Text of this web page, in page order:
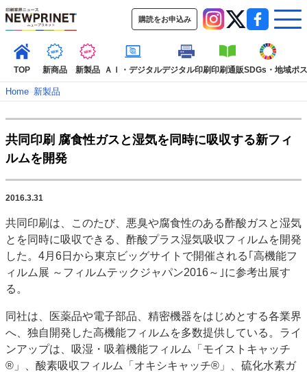
購読をお申込み
TOP 新商品 新製品 ＡＩ・デジタルデジタル印刷印刷通販SDGs・地域ポ
TOP
新着記事
インタビュー
SDGs・地域
ポストプレス ビジネス イベント 信用情報
業界
市場・統計
人事・移転・異動・訃報
特集記事カテゴリー一覧
JAPAN PACK 2023 特集
中古印刷機・製本機特集
2022 見える化・MIS特集
2022 検査・校正特集
特集・デジタル印刷 ～ 新成長軌道を描く
Home–新製品
共同印刷 腐食性ガスと湿気を同時に吸収する新フィ
ルムを開発
2016.3.31
共同印刷は、このたび、悪臭や腐食性のある酢酸ガスと湿気
とを同時に吸収できる、酢酸プラス湿気吸収フィルムを開発
した。4月6日から東京ビッグサイトで開催される｢高機能フ
ィルム展 ～フィルムテックジャパン2016～｣に参考出展す
る。
同社は、医薬品や電子部品、精密機器をはじめとする各業界
へ、独自開発した高機能フィルムを多数提供している。ライ
ンアップは、吸湿・吸着機能フィルム「モイストキャッチ
®」、酸素吸収フィルム「オキシキャッチ®」、硫化水素ガ